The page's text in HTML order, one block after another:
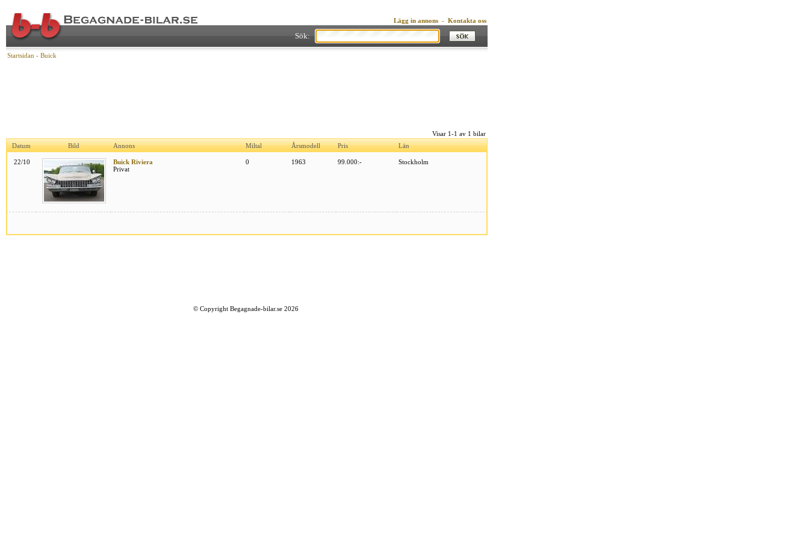
Lägg in annons - Kontakta oss
Sök:
Startsidan - Buick
Visar 1-1 av 1 bilar
Datum
Bild Annons Miltal Årsmodell Pris Län
22/10
Buick Riviera
Privat
0 1963 99.000:- Stockholm
© Copyright Begagnade-bilar.se 2026